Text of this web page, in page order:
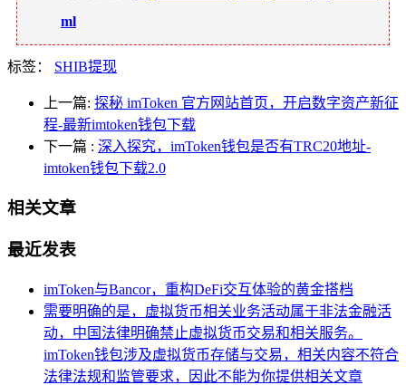
ml
标签： SHIB提现
上一篇: 探秘 imToken 官方网站首页，开启数字资产新征
程-最新imtoken钱包下载
下一篇 : 深入探究，imToken钱包是否有TRC20地址-
imtoken钱包下载2.0
相关文章
最近发表
imToken与Bancor，重构DeFi交互体验的黄金搭档
需要明确的是，虚拟货币相关业务活动属于非法金融活
动，中国法律明确禁止虚拟货币交易和相关服务。
imToken钱包涉及虚拟货币存储与交易，相关内容不符合
法律法规和监管要求，因此不能为你提供相关文章